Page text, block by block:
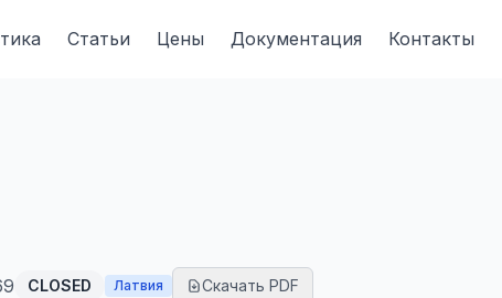
Статьи Цены Документация Контакты
CLOSED Латвия Скачать PDF